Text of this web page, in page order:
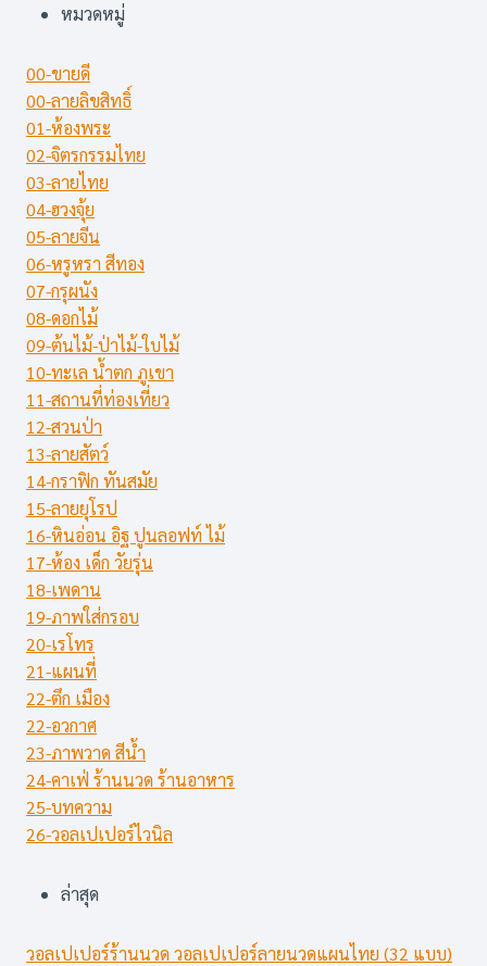
หมวดหมู่
00-ขายดี
00-ลายลิขสิทธิ์
01-ห้องพระ
02-จิตรกรรมไทย
03-ลายไทย
04-ฮวงจุ้ย
05-ลายจีน
06-หรูหรา สีทอง
07-กรุผนัง
08-ดอกไม้
09-ต้นไม้-ป่าไม้-ใบไม้
10-ทะเล น้ำตก ภูเขา
11-สถานที่ท่องเที่ยว
12-สวนป่า
13-ลายสัตว์
14-กราฟิก ทันสมัย
15-ลายยุโรป
16-หินอ่อน อิฐ ปูนลอฟท์ ไม้
17-ห้อง เด็ก วัยรุ่น
18-เพดาน
19-ภาพใส่กรอบ
20-เรโทร
21-แผนที่
22-ตึก เมือง
22-อวกาศ
23-ภาพวาด สีน้ำ
24-คาเฟ่ ร้านนวด ร้านอาหาร
25-บทความ
26-วอลเปเปอร์ไวนิล
ล่าสุด
วอลเปเปอร์ร้านนวด วอลเปเปอร์ลายนวดแผนไทย (32 แบบ)